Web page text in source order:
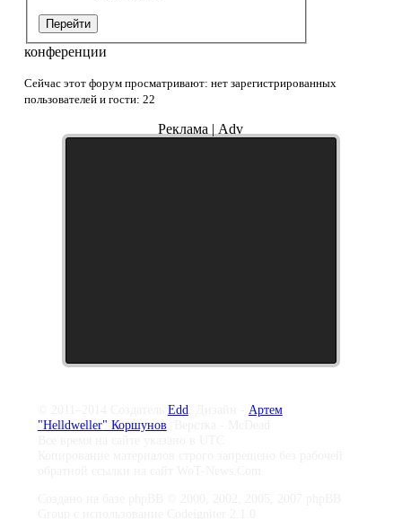
Перейти
конференции
Сейчас этот форум просматривают: нет зарегистрированных
пользователей и гости: 22
Реклама | Adv
Edd
Артем
"Helldweller" Коршунов